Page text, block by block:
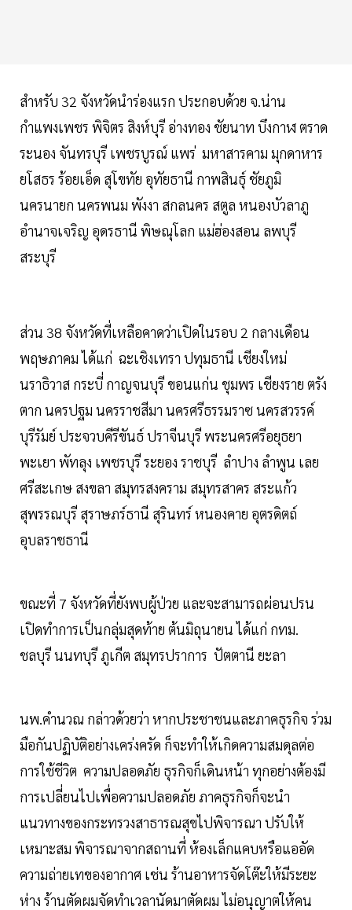
สำหรับ 32 จังหวัดนำร่องแรก ประกอบด้วย จ.น่าน
กำแพงเพชร พิจิตร สิงห์บุรี อ่างทอง ชัยนาท บึงกาฬ ตราด
ระนอง จันทรบุรี เพชรบูรณ์ แพร่ มหาสารคาม มุกดาหาร
ยโสธร ร้อยเอ็ด สุโขทัย อุทัยธานี กาพสินธุ์ ชัยภูมิ
นครนายก นครพนม พังงา สกลนคร สตูล หนองบัวลาภู
อำนาจเจริญ อุดรธานี พิษณุโลก แม่ฮ่องสอน ลพบุรี
สระบุรี
ส่วน 38 จังหวัดที่เหลือคาดว่าเปิดในรอบ 2 กลางเดือน
พฤษภาคม ได้แก่ ฉะเชิงเทรา ปทุมธานี เชียงใหม่
นราธิวาส กระบี่ กาญจนบุรี ขอนแก่น ชุมพร เชียงราย ตรัง
ตาก นครปฐม นครราชสีมา นครศรีธรรมราซ นครสวรรค์
บุรีรัมย์ ประจวบคีรีขันธ์ ปราจีนบุรี พระนครศรีอยุธยา
พะเยา พัทลุง เพชรบุรี ระยอง ราชบุรี ลำปาง ลำพูน เลย
ศรีสะเกษ สงขลา สมุทรสงคราม สมุทรสาคร สระแก้ว
สุพรรณบุรี สุราษภร์ธานี สุรินทร์ หนองคาย อุตรดิตถ์
อุบลราชธานี
ขณะที่ 7 จังหวัดที่ยังพบผู้ป่วย และจะสามารถผ่อนปรน
เปิดทำการเป็นกลุ่มสุดท้าย ต้นมิถุนายน ได้แก่ กทม.
ชลบุรี นนทบุรี ภูเกีต สมุทรปราการ ปัตตานี ยะลา
นพ.คำนวณ กล่าวด้วยว่า หากประชาชนและภาคธุรกิจ ร่วม
มือกันปฏิบัติอย่างเคร่งครัด ก็จะทำให้เกิดความสมดุลต่อ
การใช้ชีวิต ความปลอดภัย ธุรกิจก็เดินหน้า ทุกอย่างต้องมี
การเปลี่ยนไปเพื่อความปลอดภัย ภาคธุรกิจก็จะนำ
แนวทางของกระทรวงสาธารณสุขไปพิจารณา ปรับให้
เหมาะสม พิจารณาจากสถานที่ ห้องเล็กแคบหรือแออัด
ความถ่ายเทของอากาศ เช่น ร้านอาหารจัดโต๊ะให้มีระยะ
ห่าง ร้านตัดผมจัดทำเวลานัดมาตัดผม ไม่อนุญาตให้คน